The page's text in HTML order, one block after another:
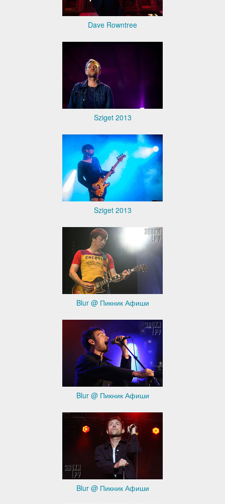
Dave Rowntree
Sziget 2013
Sziget 2013
Blur @ Пикник Афиши
Blur @ Пикник Афиши
Blur @ Пикник Афиши